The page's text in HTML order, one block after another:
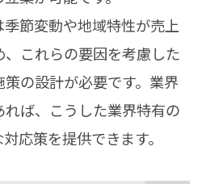
節変動や地域特性が売上
これらの要因を考慮した
の設計が必要です。業界
ば、こうした業界特有の
応策を提供できます。